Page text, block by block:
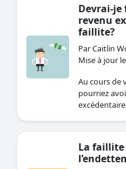
Devrai-je
revenu
faillite?
Par Caitlin
Mise à jour
Au cours de
pourriez
La